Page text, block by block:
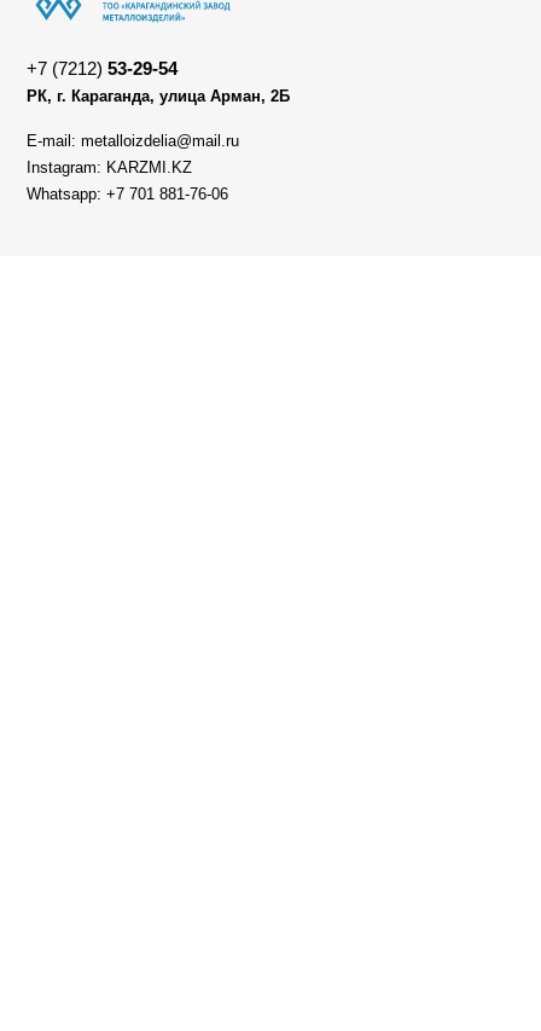
+7 (7212)53-29-54
РК, г. Караганда, улица Арман, 2Б
E-mail: metalloizdelia@mail.ru
Instagram: KARZMI.KZ
Whatsapp: +7 701 881-76-06